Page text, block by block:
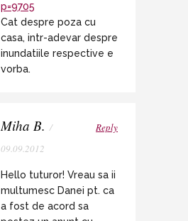
p=9705
Cat despre poza cu
casa, intr-adevar despre
inundatiile respective e
vorba.
Miha B. /
09.09.2012
Reply
Hello tuturor! Vreau sa ii
multumesc Danei pt. ca
a fost de acord sa